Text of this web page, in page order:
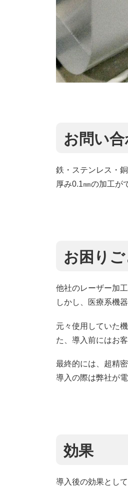
お問い
鉄・ステンレス・
厚み0.1㎜の加工が
お困り
他社のレーザー加
しかし、医療系機
元々使用していた
た、導入前にはお
最終的には、超精
導入の際は弊社が
効果
導入後の効果とし